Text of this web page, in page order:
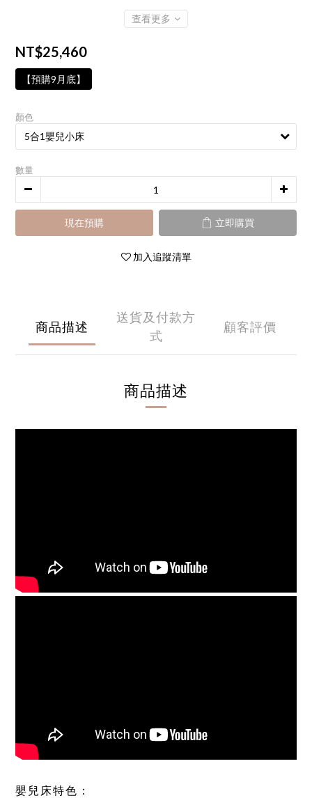
查看更多
NT$25,460
【預購9月底】
顏色
數量
現在預購 立即購買
加入追蹤清單
商品描述
送貨及付款方
式
顧客評價
商品描述
嬰兒床特色：